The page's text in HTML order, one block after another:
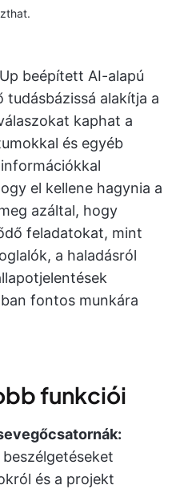
beépített AI-alapú
tudásbázissá alakítja a
kaphat a
és egyéb
el kellene hagynia a
azáltal, hogy
feladatokat, mint
a haladásról
fontos munkára
funkciói
és a projekt